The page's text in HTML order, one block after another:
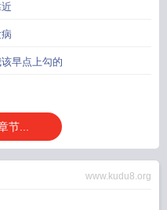
早点上勾的
节...
www.kudu8.org